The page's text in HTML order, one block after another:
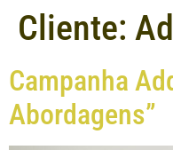
Cliente:
Campanha
Abordagens”